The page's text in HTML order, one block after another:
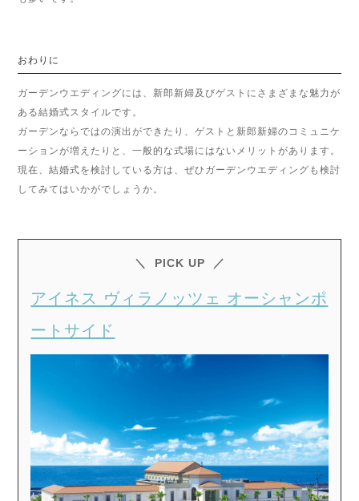
おわりに
ガーデンウエディングには、新郎新婦及びゲストにさまざまな魅力が
ある結婚式スタイルです。
ガーデンならではの演出ができたり、ゲストと新郎新婦のコミュニケ
ーションが増えたりと、一般的な式場にはないメリットがあります。
現在、結婚式を検討している方は、ぜひガーデンウエディングも検討
してみてはいかがでしょうか。
PICK UP
アイネス ヴィラノッツェ オーシャンポ
ートサイド